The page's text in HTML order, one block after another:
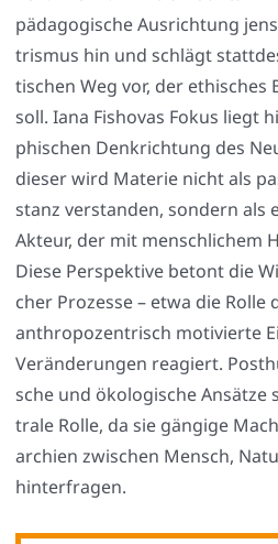
päd­ago­gi­sche Aus­rich­tung
tris­mus hin und schlägt
ti­schen Weg vor, der ethi­sches
soll. Iana Fisho­vas Fokus liegt
phi­schen Denk­rich­tung des
die­ser wird Mate­rie nicht als
stanz ver­stan­den, son­dern als
Akteur, der mit mensch­li­chem
Die­se Per­spek­ti­ve betont die
cher Pro­zes­se – etwa die Rol­le
anthro­po­zen­trisch moti­vier­te
Ver­än­de­run­gen reagiert.
sche und öko­lo­gi­sche Ansät­ze
tra­le Rol­le, da sie gän­gi­ge
ar­chien zwi­schen Mensch,
hin­ter­fra­gen.